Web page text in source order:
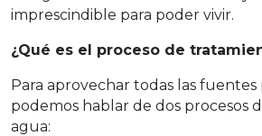
imprescindible para poder vivir.
¿Qué es el proceso de
Para aprovechar todas las fuentes
podemos hablar de dos procesos
agua: